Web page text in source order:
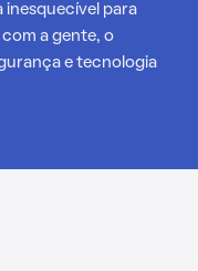
inesquecível para
a gente, o
e tecnologia